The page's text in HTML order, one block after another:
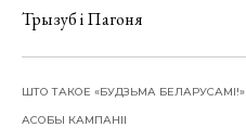
Трызуб і Пагоня
ШТО ТАКОЕ «БУДЗЬМА БЕЛАРУСАМІ!»
АСОБЫ КАМПАНІІ